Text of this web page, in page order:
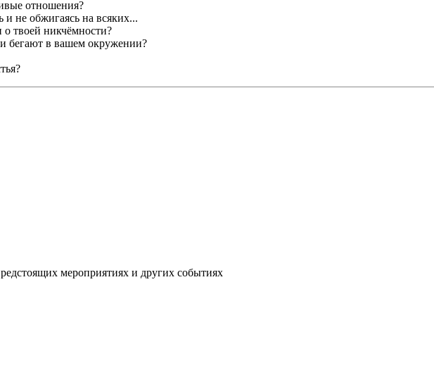
отношения?
и не обжигаясь на всяких...
твоей никчёмности?
бегают в вашем окружении?
мероприятиях и других событиях